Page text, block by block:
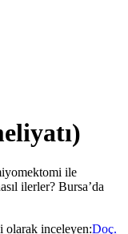
ile
ilerler? Bursa’da
olarak inceleyen:Doç.